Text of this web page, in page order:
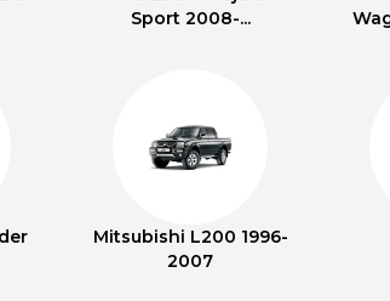
Sport 2008-...
Mitsubishi L200 1996-
2007